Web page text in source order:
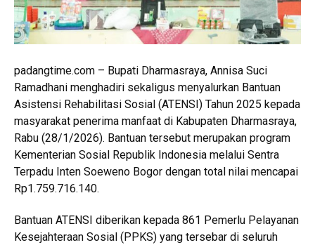
padangtime.com – Bupati Dharmasraya, Annisa Suci
Ramadhani menghadiri sekaligus menyalurkan Bantuan
Asistensi Rehabilitasi Sosial (ATENSI) Tahun 2025 kepada
masyarakat penerima manfaat di Kabupaten Dharmasraya,
Rabu (28/1/2026). Bantuan tersebut merupakan program
Kementerian Sosial Republik Indonesia melalui Sentra
Terpadu Inten Soeweno Bogor dengan total nilai mencapai
Rp1.759.716.140.
Bantuan ATENSI diberikan kepada 861 Pemerlu Pelayanan
Kesejahteraan Sosial (PPKS) yang tersebar di seluruh